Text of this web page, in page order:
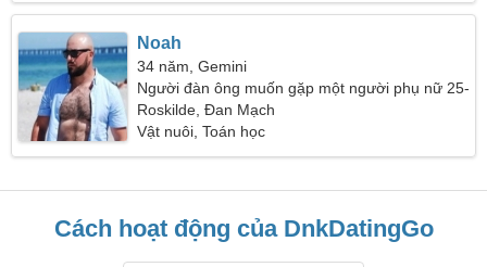
Noah
34 năm, Gemini
Người đàn ông muốn gặp một người phụ nữ 25-
30
Roskilde, Đan Mạch
Vật nuôi, Toán học
Cách hoạt động của DnkDatingGo